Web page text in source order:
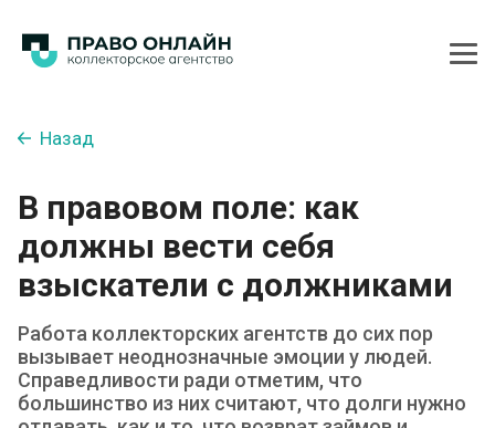
Назад
В правовом поле: как
должны вести себя
взыскатели с должниками
Работа коллекторских агентств до сих пор
вызывает неоднозначные эмоции у людей.
Справедливости ради отметим, что
большинство из них считают, что долги нужно